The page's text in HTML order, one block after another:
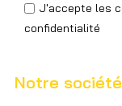
J'accepte les
confidentialité
Notre société